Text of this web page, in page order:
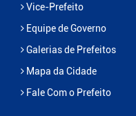
Vice-Prefeito
Equipe de Governo
Galerias de Prefeitos
Mapa da Cidade
Fale Com o Prefeito